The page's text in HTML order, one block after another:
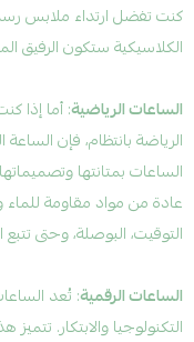
كنت تفضل ارتداء ملابس
الكلاسيكية ستكون الرفيق
الساعات الرياضية: أما إذا
الرياضة بانتظام، فإن
الساعات بمتانتها
عادة من مواد مقاومة
التوقيت، البوصلة، وحتى تتبع
الساعات الرقمية: تُعد
التكنولوجيا والابتكار.